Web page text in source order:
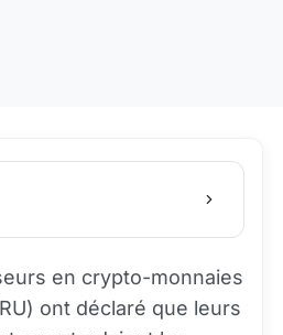
en crypto-monnaies
ont déclaré que leurs